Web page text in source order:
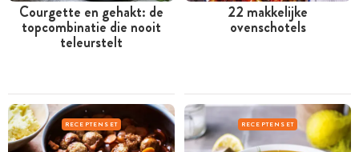
Courgette en gehakt: de
topcombinatie die nooit
teleurstelt
22 makkelijke
ovenschotels
RECEPTENSET RECEPTENSET